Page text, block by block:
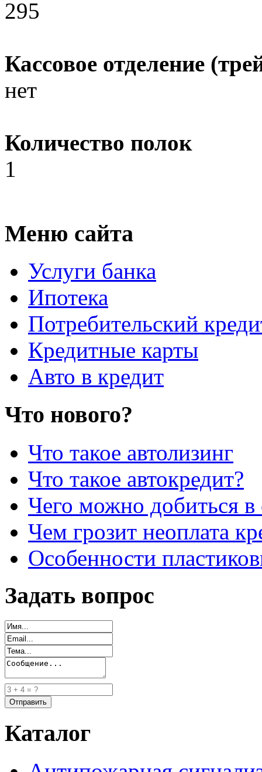
295
Кассовое отделение
нет
Количество полок
1
Меню сайта
Услуги банка
Ипотека
Потребительский
Кредитные карты
Авто в кредит
Что нового?
Что такое автолизинг
Что такое автокредит?
Чего можно добиться в
Чем грозит неоплата
Особенности
Задать вопрос
Каталог